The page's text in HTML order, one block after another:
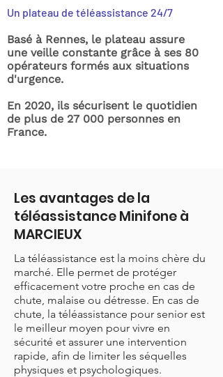
Un plateau de téléassistance 24/7
Basé à Rennes, le plateau assure
une veille constante grâce à ses 80
opérateurs formés aux situations
d'urgence.
En 2020, ils sécurisent le quotidien
de plus de 27 000 personnes en
France.
Les avantages de la
téléassistance Minifone à
MARCIEUX
La téléassistance est la moins chère du
marché. Elle permet de protéger
efficacement votre proche en cas de
chute, malaise ou détresse. En cas de
chute, la téléassistance pour senior est
le meilleur moyen pour vivre en
sécurité et assurer une intervention
rapide, afin de limiter les séquelles
physiques et psychologiques.